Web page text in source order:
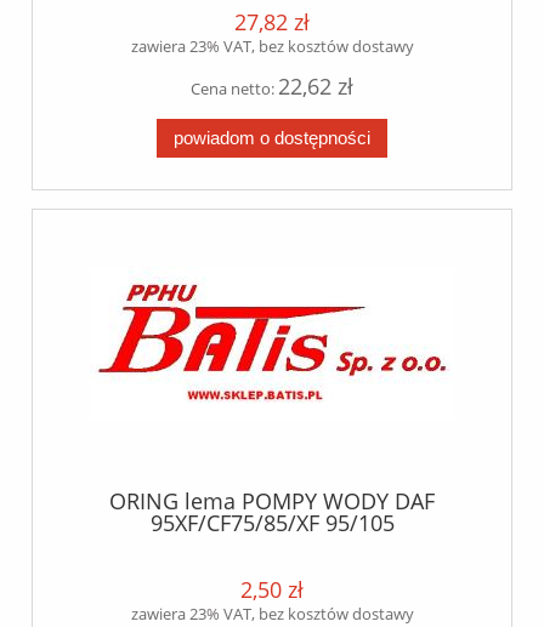
27,82 zł
zawiera 23% VAT, bez kosztów dostawy
Cena netto: 22,62 zł
powiadom o dostępności
ORING lema POMPY WODY DAF
95XF/CF75/85/XF 95/105
2,50 zł
zawiera 23% VAT, bez kosztów dostawy